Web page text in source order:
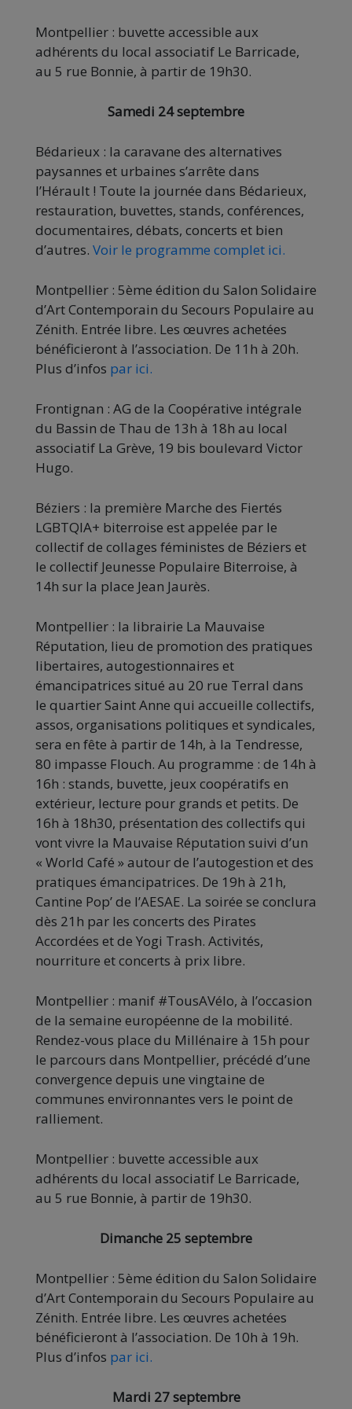
Montpellier : buvette accessible aux
adhérents du local associatif Le Barricade,
au 5 rue Bonnie, à partir de 19h30.
Samedi 24 septembre
Bédarieux : la caravane des alternatives
paysannes et urbaines s’arrête dans
l’Hérault ! Toute la journée dans Bédarieux,
restauration, buvettes, stands, conférences,
documentaires, débats, concerts et bien
d’autres. Voir le programme complet ici.
Montpellier : 5ème édition du Salon Solidaire
d’Art Contemporain du Secours Populaire au
Zénith. Entrée libre. Les œuvres achetées
bénéficieront à l’association. De 11h à 20h.
Plus d’infos par ici.
Frontignan : AG de la Coopérative intégrale
du Bassin de Thau de 13h à 18h au local
associatif La Grève, 19 bis boulevard Victor
Hugo.
Béziers : la première Marche des Fiertés
LGBTQIA+ biterroise est appelée par le
collectif de collages féministes de Béziers et
le collectif Jeunesse Populaire Biterroise, à
14h sur la place Jean Jaurès.
Montpellier : la librairie La Mauvaise
Réputation, lieu de promotion des pratiques
libertaires, autogestionnaires et
émancipatrices situé au 20 rue Terral dans
le quartier Saint Anne qui accueille collectifs,
assos, organisations politiques et syndicales,
sera en fête à partir de 14h, à la Tendresse,
80 impasse Flouch. Au programme : de 14h à
16h : stands, buvette, jeux coopératifs en
extérieur, lecture pour grands et petits. De
16h à 18h30, présentation des collectifs qui
vont vivre la Mauvaise Réputation suivi d’un
« World Café » autour de l’autogestion et des
pratiques émancipatrices. De 19h à 21h,
Cantine Pop’ de l’AESAE. La soirée se conclura
dès 21h par les concerts des Pirates
Accordées et de Yogi Trash. Activités,
nourriture et concerts à prix libre.
Montpellier : manif #TousAVélo, à l’occasion
de la semaine européenne de la mobilité.
Rendez-vous place du Millénaire à 15h pour
le parcours dans Montpellier, précédé d’une
convergence depuis une vingtaine de
communes environnantes vers le point de
ralliement.
Montpellier : buvette accessible aux
adhérents du local associatif Le Barricade,
au 5 rue Bonnie, à partir de 19h30.
Dimanche 25 septembre
Montpellier : 5ème édition du Salon Solidaire
d’Art Contemporain du Secours Populaire au
Zénith. Entrée libre. Les œuvres achetées
bénéficieront à l’association. De 10h à 19h.
Plus d’infos par ici.
Mardi 27 septembre